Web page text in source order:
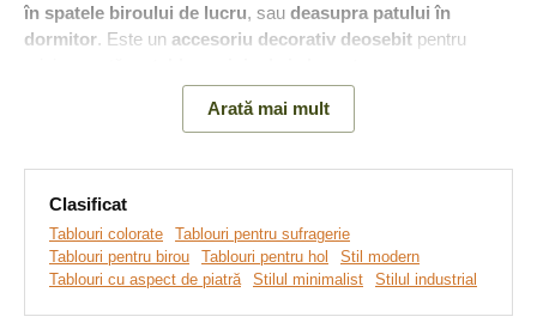
în spatele biroului de lucru, sau deasupra patului în
dormitor. Este un accesoriu decorativ deosebit pentru
Tabloul cu stâncă simbolizează
Arată mai mult
Clasificat
Tablouri colorate
Tablouri pentru sufragerie
Tablouri pentru birou
Tablouri pentru hol
Stil modern
Tablouri cu aspect de piatră
Stilul minimalist Stilul industrial